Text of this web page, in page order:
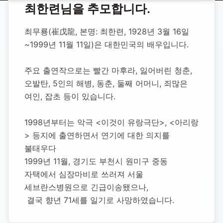
합동 추모 최한련(최무룡) 배우
최한련(최무룡)
배우
1928년 3월 16일-1999년 11월 11일(향년 71세)
최한련님을 추모합니다.
최무룡(崔戊龍, 본명: 최한련, 1928년 3월 16일
~1999년 11월 11일)은 대한민국의 배우입니다.
주요 출연작으로는 빨간 마후라, 잃어버린 청춘,
오발탄, 5인의 해병, 동춘, 둘째 어머니, 죄많은
여인, 잡초 등이 있습니다.
1998년부터는 악극 <이것이 유랑극단>, <아리랑
> 등지에 출연하면서 연기에 대한 의지를
불태우다
1999년 11월, 경기도 부천시 원미구 중동
자택에서 심장마비로 쓰러져 서울
세브란스병원으로 긴급이송됐으나,
결국 향년 71세를 일기로 사망하였습니다.